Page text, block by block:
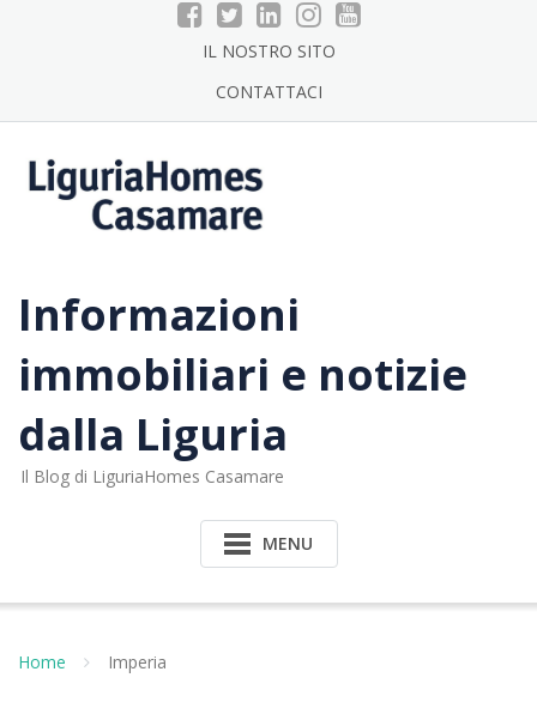
IL NOSTRO SITO
CONTATTACI
Informazioni
immobiliari e notizie
dalla Liguria
Il Blog di LiguriaHomes Casamare
MENU
Home Imperia